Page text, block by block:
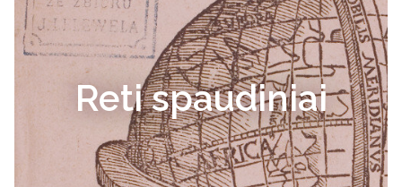
Reti spaudiniai